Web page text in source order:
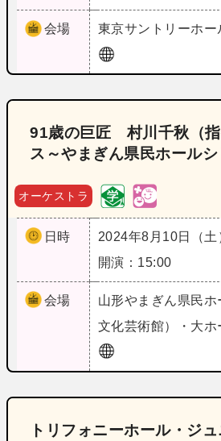
会場 東京サントリーホ
91歳の巨匠 村川千秋（指
ス～やまぎん県民ホール
オーケストラ
日時
2024年8月10日（土
開演：15:00
会場 山形やまぎん県民
文化芸術館）・大ホ
トリフォニーホール・ジ